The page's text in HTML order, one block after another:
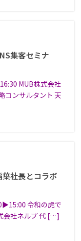
集客セミナ
MUB株式会社
コンサルタント 天
葉社長とコラボ
令和の虎で
会社ネルプ 代 […]